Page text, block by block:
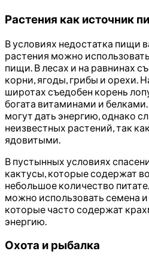
Растения как источник
В условиях недостатка пищи
растения можно
пищи. В лесах и на равнинах
корни, ягоды, грибы и орехи.
широтах съедобен корень
богата витаминами и
могут дать энергию, однако
неизвестных растений, так
ядовитыми.
В пустынных условиях
кактусы, которые содержат
небольшое количество
можно использовать семена и
которые часто содержат
энергию.
Охота и рыбалка